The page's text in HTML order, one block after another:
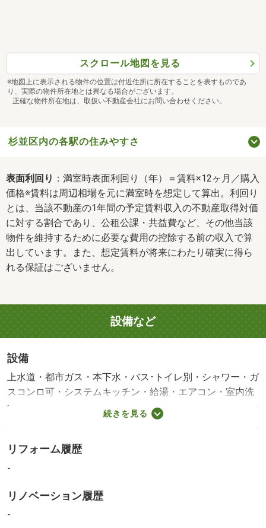
スクロール地図を見る
※地図上に表示される物件の位置は付近住所に所在することを表すものであ
り、実際の物件所在地とは異なる場合がございます。
正確な物件所在地は、取扱い不動産会社にお問い合わせください。
杉並区内の各駅の住みやすさ
表面利回り ：満室時表面利回り（年）＝賃料×12ヶ月／購入
価格※賃料は周辺相場を元に満室時を想定して算出。利回り
とは、当該不動産の1年間の予定賃料収入の不動産取得対価
に対する割合であり、公租公課・共益費など、その他当該
物件を維持するために必要な費用の控除する前の収入で算
出しています。また、想定賃料が将来にわたり確実に得ら
れる保証はございません。
設備など
設備
上水道・都市ガス・本下水・バス･トイレ別・シャワー・ガ
スコンロ可・システムキッチン・給湯・エアコン・室内洗
濯機置き場・光ファイバー（ブロードバンド）・洗面所独
続きを見る
リフォーム履歴
-
リノベーション履歴
-